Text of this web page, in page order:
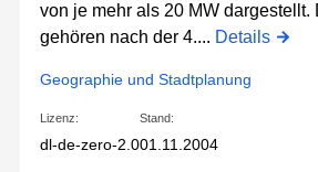
von je mehr als 20 MW dargestellt.
gehören nach der 4.... Details
Geographie und Stadtplanung
Lizenz:
dl-de-zero-2.0
Stand:
01.11.2004